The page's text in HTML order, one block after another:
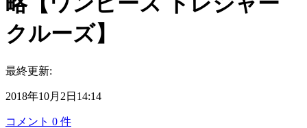
クルーズ】
最終更新:
2018年10月2日14:14
コメント 0 件